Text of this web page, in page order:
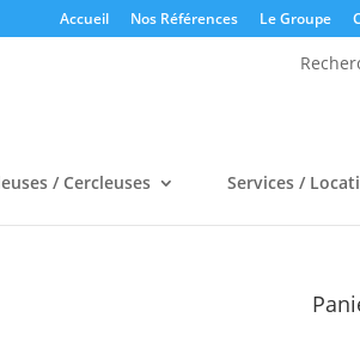
Accueil Nos Références Le Groupe
/ Cercleuses Services /